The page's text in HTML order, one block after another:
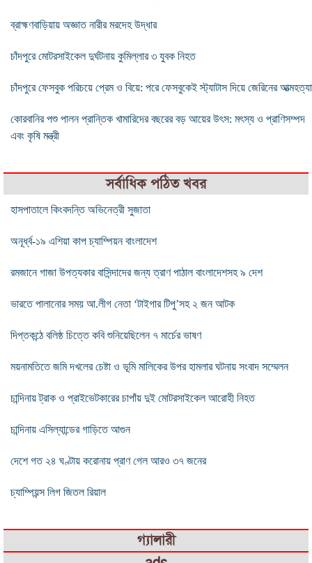
ব্রাহ্মণবাড়িয়ায় অজ্ঞাত নারীর মরদেহ উদ্ধার
চাঁদপুরে মোটরসাইকেল দুর্ঘটনায় কুমিল্লার ৩ যুবক নিহত
চাঁদপুরে ফেসবুক পরিচয়ে প্রেম ও বিয়ে: পরে ফেসবুকেই স্ট্যাটাস দিয়ে জেরিনের আত্মহত্যা
কোরবানির পশু পালন প্রান্তিক খামারিদের বছরের বড় আয়ের উৎস: মৎস্য ও প্রাণিসম্পদ
এবং কৃষি মন্ত্রী
সর্বাধিক পঠিত খবর
হাসপাতালে কিংবদন্তি অভিনেত্রী সুজাতা
অনূর্ধ্ব-১৯ এশিয়া কাপ চ্যাম্পিয়ন বাংলাদেশ
রমজানে গাজা উপত্যকার বাসিন্দাদের জন্য ত্রাণ পাঠাল বাংলাদেশসহ ৯ দেশ
ভারতে পালানোর সময় আ.লীগ নেতা ‘টাইগার টিপু’সহ ২ জন আটক
দিপ্তকন্ঠে বলিষ্ঠ চিত্তে কবি শুনিয়েছিলেন ৭ মার্চের ভাষণ
ময়নামতিতে জমি দখলের চেষ্টা ও ভূমি মালিকের উপর হামলার ঘটনায় সংবাদ সম্মেলন
চান্দিনায় ট্রাক ও প্রাইভেটকারের চাপাঁয় দুই মোটরসাইকেল আরোহী নিহত
চান্দিনায় এসিল্যান্ডের গাড়িতে আগুন
দেশে গত ২৪ ঘণ্টায় করোনায় প্রাণ গেল আরও ৩৭ জনের
চ্যাম্পিয়ন্স লিগ জিতল রিয়াল
গ্যালারী